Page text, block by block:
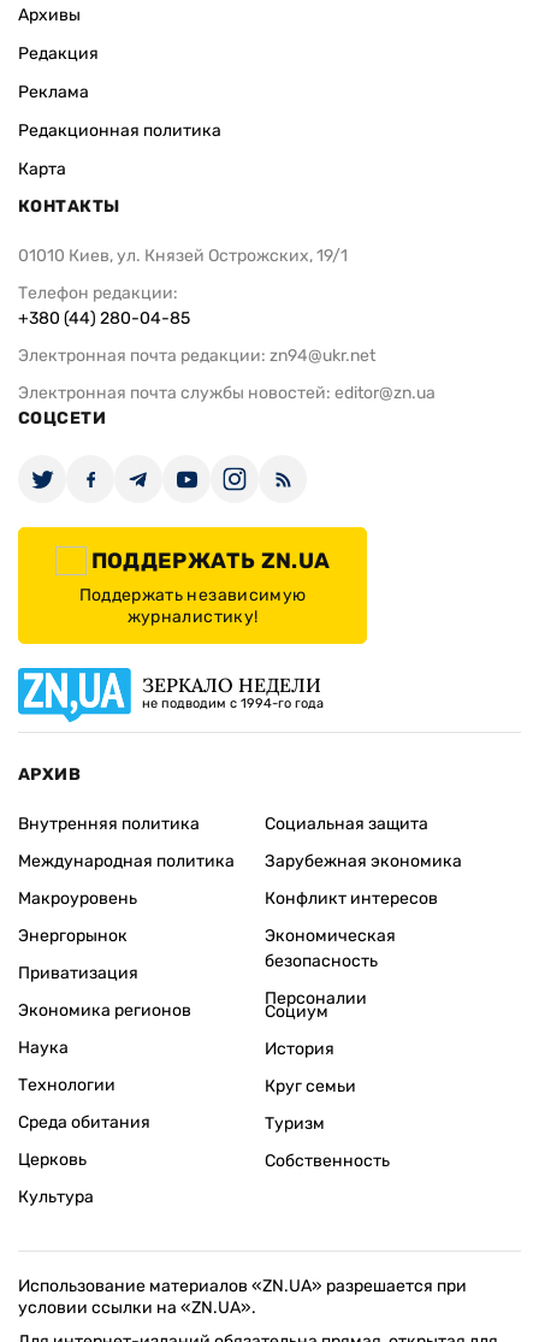
Архивы
Редакция
Реклама
Редакционная политика
Карта
КОНТАКТЫ
01010 Киев, ул. Князей Острожских, 19/1
Телефон редакции:
+380 (44) 280-04-85
Электронная почта редакции: zn94@ukr.net
Электронная почта службы новостей: editor@zn.ua
СОЦСЕТИ
ПОДДЕРЖАТЬ ZN.UA
Поддержать независимую
журналистику!
ЗЕРКАЛО НЕДЕЛИ
не подводим с 1994-го года
АРХИВ
Внутренняя политика
Международная политика
Макроуровень
Энергорынок
Приватизация
Экономика регионов
Социальная защита
Зарубежная экономика
Конфликт интересов
Экономическая
безопасность
Персоналии
Наука
Технологии
Среда обитания
Церковь
Культура
Социум
История
Круг семьи
Туризм
Собственность
Использование материалов «ZN.UA» разрешается при
условии ссылки на «ZN.UA».